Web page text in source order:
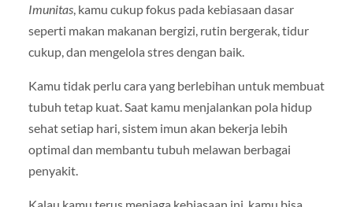
Imunitas, kamu cukup fokus pada kebiasaan dasar
seperti makan makanan bergizi, rutin bergerak, tidur
cukup, dan mengelola stres dengan baik.
Kamu tidak perlu cara yang berlebihan untuk membuat
tubuh tetap kuat. Saat kamu menjalankan pola hidup
sehat setiap hari, sistem imun akan bekerja lebih
optimal dan membantu tubuh melawan berbagai
penyakit.